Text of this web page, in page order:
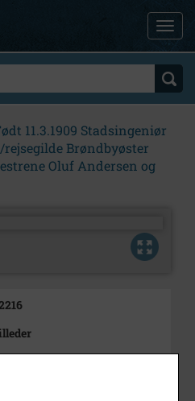
11.3.1909 Stadsingeniør
Brøndbyøster
Oluf Andersen og